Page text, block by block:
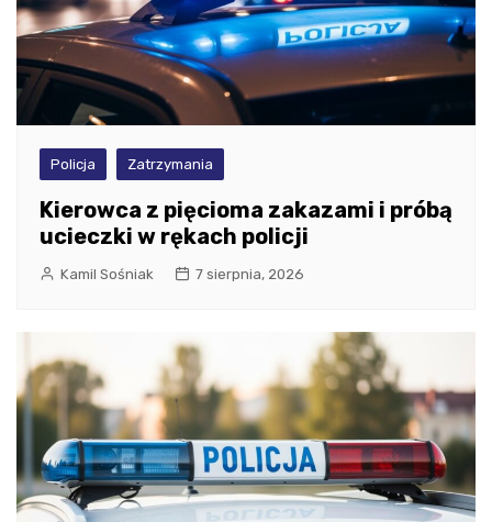
Policja Zatrzymania
Kierowca z pięcioma zakazami i próbą
ucieczki w rękach policji
Kamil Sośniak 7 sierpnia, 2026